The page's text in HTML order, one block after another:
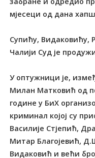
мјесеци од дана
Супићу, Видаковићу,
Чалији Суд је
У оптужници је,
Милан Матковић од
године у БиХ
криминал којој су
Василије Стјепић,
Митар Благојевић,
Видаковић и већи